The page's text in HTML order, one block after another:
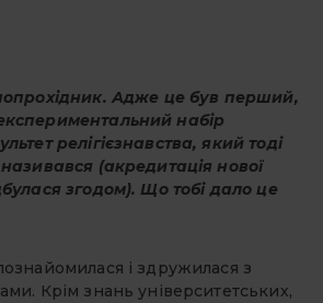
Адже це був перший,
набір
релігієзнавства, який тоді
(акредитація нової
згодом). Що тобі дало це
і здружилася з
Крім знань університетських,